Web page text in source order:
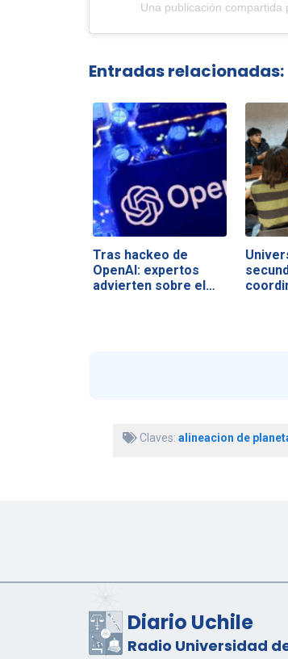
Una publicación
Entradas relacionadas:
Tras hackeo de
OpenAI: expertos
advierten sobre el…
Claves: alineacion de
Diario Uchile
Radio Universidad